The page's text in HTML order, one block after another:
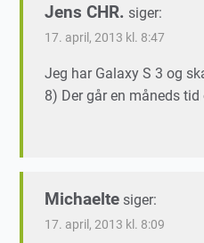
Jens CHR. siger:
17. april, 2013 kl. 8:47
Jeg har Galaxy S 3 og
8) Der går en måneds
Michaelte siger:
17. april, 2013 kl. 8:09